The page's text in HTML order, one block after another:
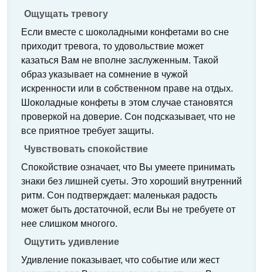
Ощущать тревогу
Если вместе с шоколадными конфетами во сне
приходит тревога, то удовольствие может
казаться Вам не вполне заслуженным. Такой
образ указывает на сомнение в чужой
искренности или в собственном праве на отдых.
Шоколадные конфеты в этом случае становятся
проверкой на доверие. Сон подсказывает, что не
все приятное требует защиты.
Чувствовать спокойствие
Спокойствие означает, что Вы умеете принимать
знаки без лишней суеты. Это хороший внутренний
ритм. Сон подтверждает: маленькая радость
может быть достаточной, если Вы не требуете от
нее слишком многого.
Ощутить удивление
Удивление показывает, что событие или жест